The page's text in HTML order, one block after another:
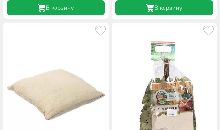
В корзину В корзину